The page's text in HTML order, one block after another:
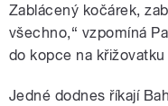
Zablácený kočárek,
všechno,“ vzpomíná
do kopce na
Jedné dodnes říkají